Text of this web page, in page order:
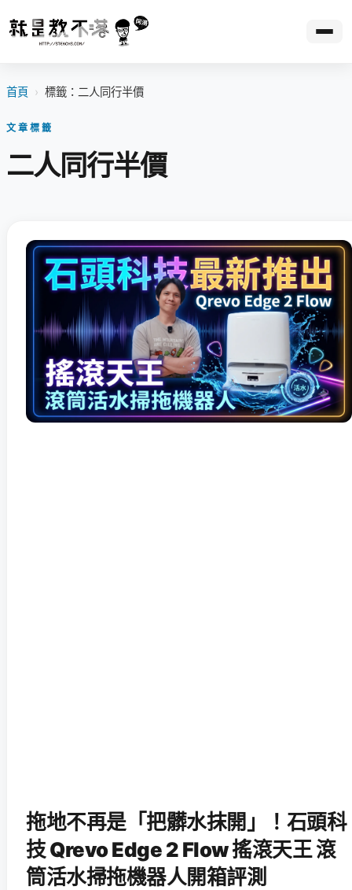
首頁 › 標籤：二人同行半價
文章標籤
二人同行半價
拖地不再是「把髒水抹開」！石頭科
技 Qrevo Edge 2 Flow 搖滾天王 滾
筒活水掃拖機器人開箱評測